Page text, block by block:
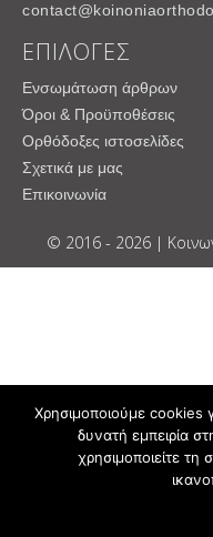
ΕΠΙΛΟΓΕΣ
Ενσωμάτωση άρθρων
Όροι & Προϋποθέσεις
Ορθόδοξες ιστοσελίδες
Σχετικά με μας
Επικοινωνία
© 2016 - 2026 |
Χρησιμοποιούμε cookies
δυνατή εμπειρία
χρησιμοποιείτε